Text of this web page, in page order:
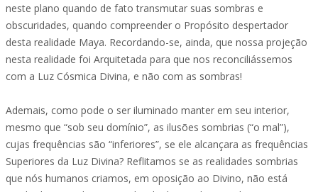
neste plano quando de fato transmutar suas sombras e
obscuridades, quando compreender o Propósito despertador
desta realidade Maya. Recordando-se, ainda, que nossa projeção
nesta realidade foi Arquitetada para que nos reconciliássemos
com a Luz Cósmica Divina, e não com as sombras!
Ademais, como pode o ser iluminado manter em seu interior,
mesmo que “sob seu domínio”, as ilusões sombrias (“o mal”),
cujas frequências são “inferiores”, se ele alcançara as frequências
Superiores da Luz Divina? Reflitamos se as realidades sombrias
que nós humanos criamos, em oposição ao Divino, não está